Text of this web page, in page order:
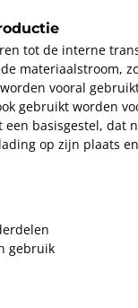
tot de interne
materiaalstroom,
vooral
gebruikt worden
basisgestel, dat
op zijn plaats
gebruik